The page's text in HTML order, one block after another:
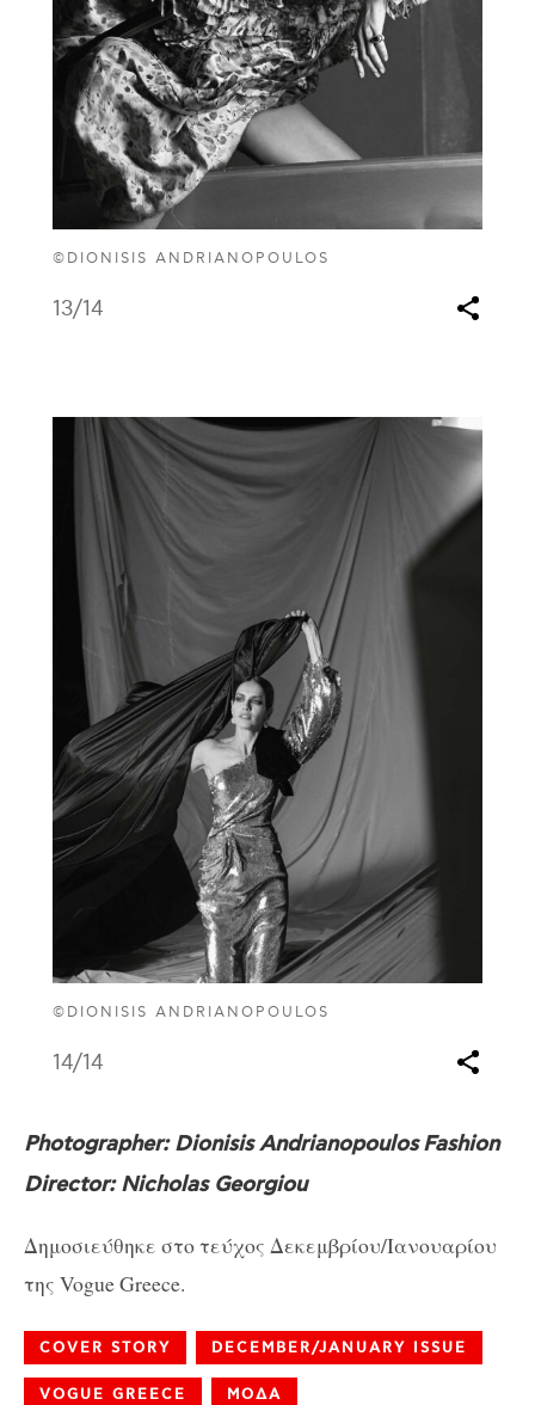
©DIONISIS ANDRIANOPOULOS
13/14
©DIONISIS ANDRIANOPOULOS
14/14
Photographer: Dionisis Andrianopoulos Fashion
Director: Nicholas Georgiou
Δημοσιεύθηκε στο τεύχος Δεκεμβρίου/Ιανουαρίου
της Vogue Greece.
COVER STORY DECEMBER/JANUARY ISSUE
VOGUE GREECE ΜΟΔΑ